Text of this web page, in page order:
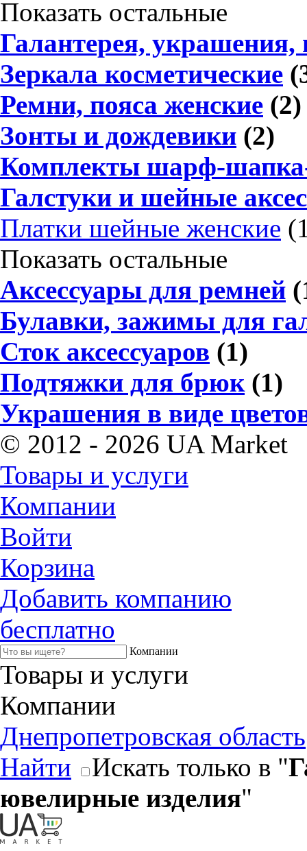
Показать остальные
Галантерея,
Зеркала косметические
Ремни, пояса женские (2)
Зонты и дождевики (2)
Комплекты шарф-
Галстуки и шейные
Платки шейные женские
Показать остальные
Аксессуары для ремней
Булавки, зажимы для
Сток аксессуаров (1)
Подтяжки для брюк(1)
Украшения в виде
© 2012 - 2026 UA Market
Товары и услуги
Компании
Войти
Корзина
Добавить компанию
бесплатно
Компании
Товары и услуги
Компании
Днепропетровская область
Найти
Искать только в "
ювелирные изделия"